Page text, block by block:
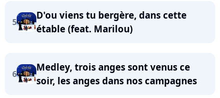
5
D'ou viens tu bergère, dans cette
étable (feat. Marilou)
6
Medley, trois anges sont venus ce
soir, les anges dans nos campagnes